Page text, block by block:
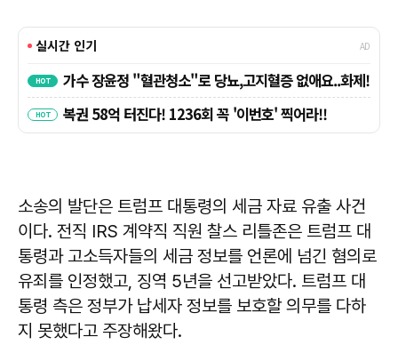
소송의 발단은 트럼프 대통령의 세금 자료 유출 사건
이다. 전직 IRS 계약직 직원 찰스 리틀존은 트럼프 대
통령과 고소득자들의 세금 정보를 언론에 넘긴 혐의로
유죄를 인정했고, 징역 5년을 선고받았다. 트럼프 대
통령 측은 정부가 납세자 정보를 보호할 의무를 다하
지 못했다고 주장해왔다.